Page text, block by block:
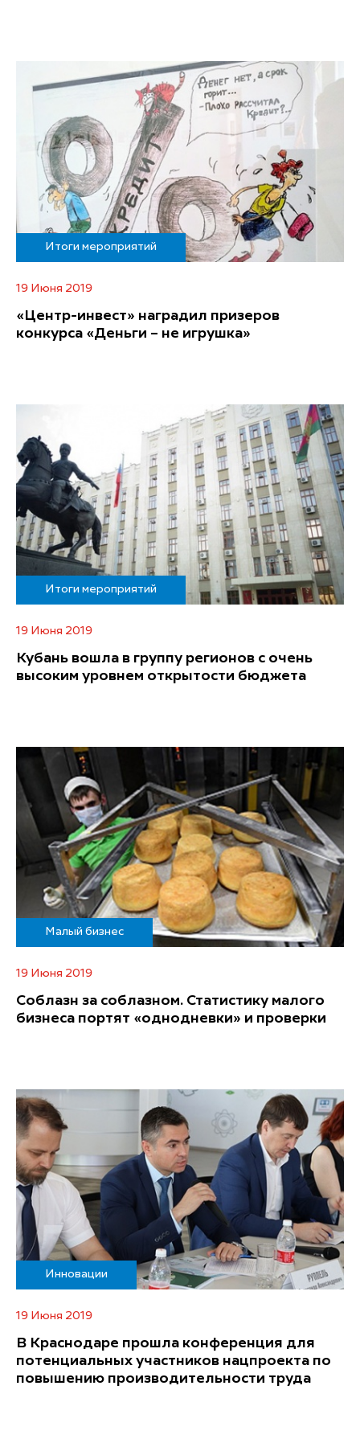
Итоги мероприятий
19 Июня 2019
«Центр-инвест» наградил призеров
конкурса «Деньги – не игрушка»
Итоги мероприятий
19 Июня 2019
Кубань вошла в группу регионов с очень
высоким уровнем открытости бюджета
Малый бизнес
19 Июня 2019
Соблазн за соблазном. Статистику малого
бизнеса портят «однодневки» и проверки
Инновации
19 Июня 2019
В Краснодаре прошла конференция для
потенциальных участников нацпроекта по
повышению производительности труда